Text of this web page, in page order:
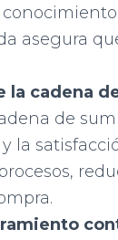
asegura
la cadena
de
la